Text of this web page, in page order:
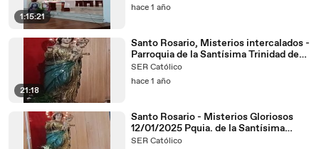
1:15:21
hace 1 año
21:18
Santo Rosario, Misterios intercalados -
Parroquia de la Santísima Trinidad de
Mdeo.(09/02/2025)
SER Católico
hace 1 año
Santo Rosario - Misterios Gloriosos
12/01/2025 Pquia. de la Santísima
Trinidad de Montevideo
SER Católico